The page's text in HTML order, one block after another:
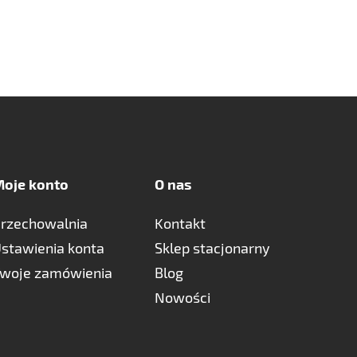
konto
konta
zamówienia
O nas
Kontakt
Sklep stacjonarny
Blog
Nowości